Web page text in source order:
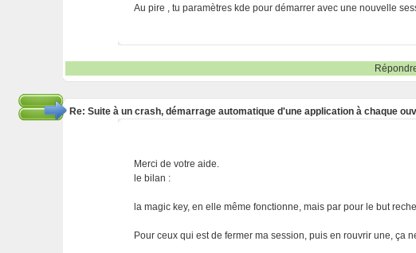
Au pire , tu paramètres kde pour démarrer avec une nouvelle
Re: Suite à un crash, démarrage automatique d'une application à chaque
Merci de votre aide.
le bilan :
la magic key, en elle même fonctionne, mais par pour le but
Pour ceux qui est de fermer ma session, puis en rouvrir une, ça